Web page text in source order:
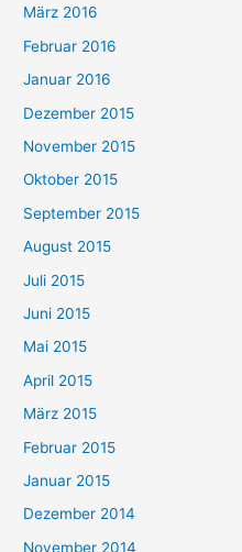
März 2016
Februar 2016
Januar 2016
Dezember 2015
November 2015
Oktober 2015
September 2015
August 2015
Juli 2015
Juni 2015
Mai 2015
April 2015
März 2015
Februar 2015
Januar 2015
Dezember 2014
November 2014